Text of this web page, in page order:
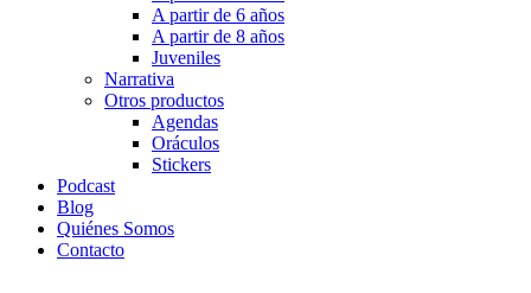
A partir de 6 años
A partir de 8 años
Juveniles
Narrativa
Otros productos
Agendas
Oráculos
Stickers
Podcast
Blog
Quiénes Somos
Contacto